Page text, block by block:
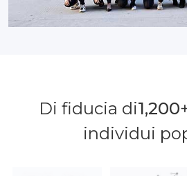
Di fiducia di1,200
individui